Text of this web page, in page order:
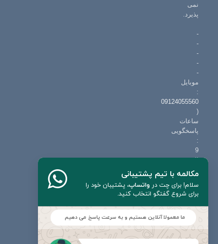
نمی
پذیرد.
-
-
-
-
-
موبایل
:
09124055560
(
ساعات
پاسخگویی
:
9
الی
19
روزهای
تعطیل
)
ایمیل
مکالمه با تیم پشتیبانی
سلام! برای چت در واتساپ، پشتیبان خود را
برای شروع گفتگو انتخاب کنید.
ما معمولا آنلاین هستیم و به سرعت پاسخ می دهیم